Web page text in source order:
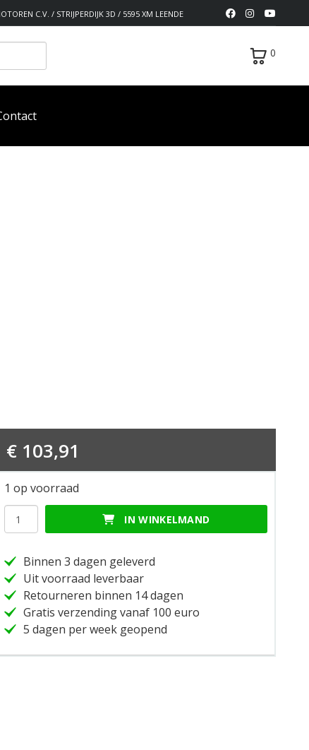
C.V. / STRIJPERDIJK 3D / 5595 XM LEENDE
0
€ 103,91
1 op voorraad
Brake
fluid
ducatibyrizoma
wave
hoeveelheid
IN WINKELMAND
Binnen 3 dagen geleverd
Uit voorraad leverbaar
Retourneren binnen 14 dagen
Gratis verzending vanaf 100 euro
5 dagen per week geopend